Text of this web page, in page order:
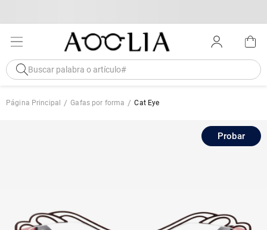
Página Principal Gafas por forma Cat Eye
Probar